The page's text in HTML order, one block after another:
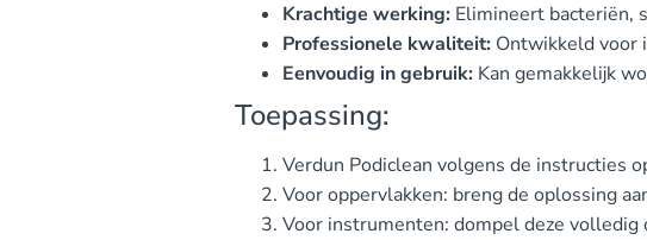
Krachtige werking: Elimineert bacteriën,
Professionele kwaliteit: Ontwikkeld voor
Eenvoudig in gebruik: Kan gemakkelijk
Toepassing:
Verdun Podiclean volgens de instructies
Voor oppervlakken: breng de oplossing
Voor instrumenten: dompel deze volledig